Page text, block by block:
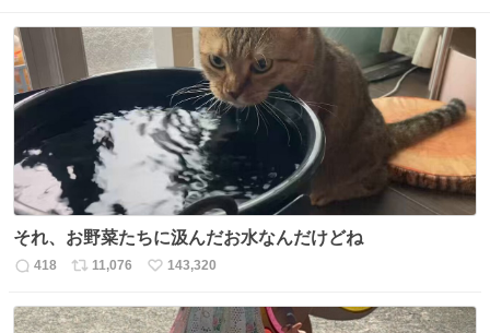
それ、お野菜たちに汲んだお水なんだけどね
返
数
418
リ
ス
11,076
い
ね
143,320